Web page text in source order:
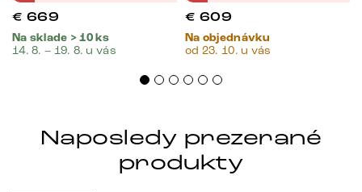
€ 669
Na sklade > 10 ks
14. 8. – 19. 8. u vás
€ 609
Na objednávku
od 23. 10. u vás
Naposledy prezerané
produkty